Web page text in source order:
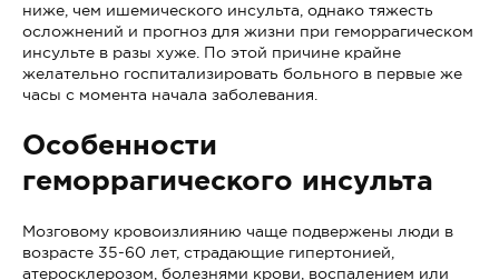
ниже, чем ишемического инсульта, однако тяжесть
осложнений и прогноз для жизни при геморрагическом
инсульте в разы хуже. По этой причине крайне
желательно госпитализировать больного в первые же
часы с момента начала заболевания.
Особенности
геморрагического инсульта
Мозговому кровоизлиянию чаще подвержены люди в
возрасте 35-60 лет, страдающие гипертонией,
атеросклерозом, болезнями крови, воспалением или